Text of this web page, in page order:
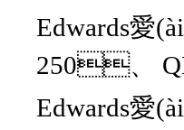
Edwards愛
250、
Edwards愛